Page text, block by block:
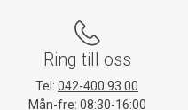
Ring till oss
Tel: 042-400 93 00
Mån-fre: 08:30-16:00